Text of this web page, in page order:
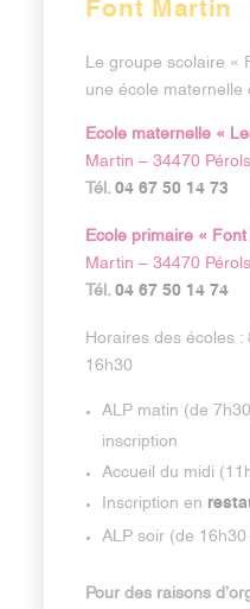
Font Martin
Le groupe scolaire «
une école maternelle
Ecole maternelle «
Martin – 34470 Pérols
Tél.04 67 50 14 73
Ecole primaire « Font
Martin – 34470 Pérols
Tél.04 67 50 14 74
Horaires des écoles :
16h30
ALP matin (de
inscription
Accueil du midi
Inscription en
ALP soir (de
Pour des raisons